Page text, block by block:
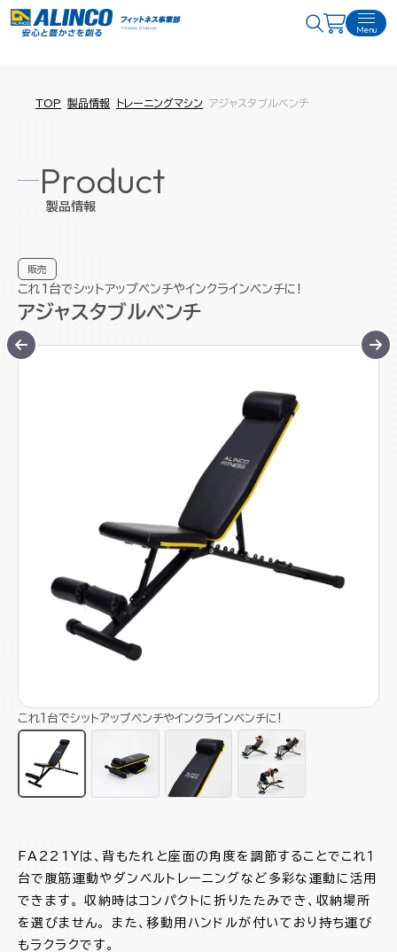
Menu
TOP 製品情報 トレーニングマシン アジャスタブルベンチ
Product
製品情報
販売
これ1台でシットアップベンチやインクラインベンチに!
アジャスタブルベンチ
これ1台でシットアップベンチやインクラインベンチに!
FA221Yは、背もたれと座面の角度を調節することでこれ１
台で腹筋運動やダンベルトレーニングなど多彩な運動に活用
できます。 収納時はコンパクトに折りたたみでき、収納場所
を選びません。 また、移動用ハンドルが付いており持ち運び
もラクラクです。